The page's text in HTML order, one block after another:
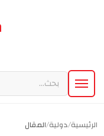
الرئيسية/دولية/المقال